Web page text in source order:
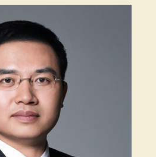
房产纠纷律师
合同纠纷律师
征地拆迁律师
交通事故律师
关于我们